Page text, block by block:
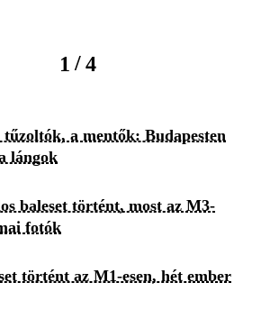
1 / 4
a mentők: Budapesten
lángok
baleset történt, most az M3-
fotók
történt az M1-esen, hét ember